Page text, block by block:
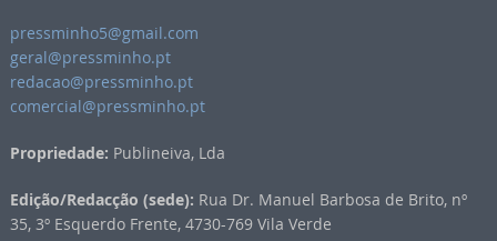
pressminho5@gmail.com
geral@pressminho.pt
redacao@pressminho.pt
comercial@pressminho.pt
Propriedade: Publineiva, Lda
Edição/Redacção (sede): Rua Dr. Manuel Barbosa de Brito, nº
35, 3º Esquerdo Frente, 4730-769 Vila Verde